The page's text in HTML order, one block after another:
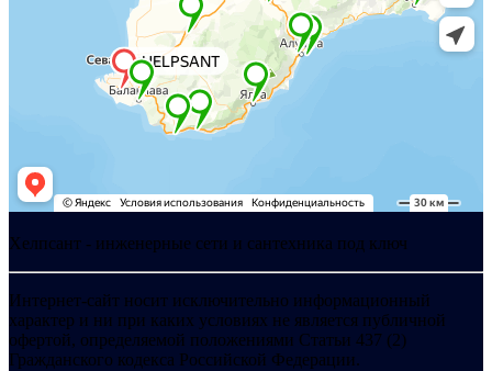
Хелпсант - инженерные сети и сантехника под ключ
Интернет-сайт носит исключительно информационный
характер и ни при каких условиях не является публичной
офертой, определяемой положениями Статьи 437 (2)
Гражданского кодекса Российской Федерации.